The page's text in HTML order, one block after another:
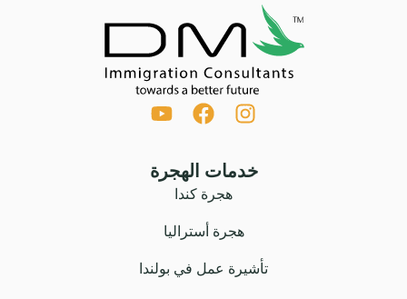
خدمات الهجرة
هجرة كندا
هجرة أستراليا
تأشيرة عمل في بولندا